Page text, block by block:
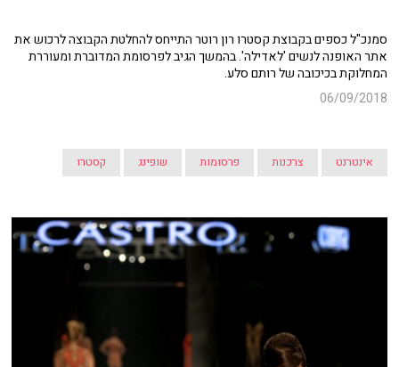
סמנכ"ל כספים בקבוצת קסטרו רון רוטר התייחס להחלטת הקבוצה לרכוש את
אתר האופנה לנשים 'לאדילה'. בהמשך הגיב לפרסומת המדוברת ומעוררת
המחלוקת בכיכובה של רותם סלע.
06/09/2018
אינטרנט צרכנות פרסומות שופינג קסטרו